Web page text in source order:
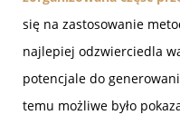
się na zastosowanie
najlepiej odzwierciedla
potencjale do
temu możliwe było